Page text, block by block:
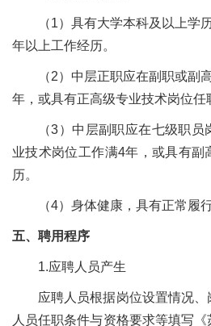
（1）具有大学本科及以上学
年以上工作经历。
（2）中层正职应在副职或副
年，或具有正高级专业技术岗位任
（3） 中层副职应在七级职员
业技术岗位工作满4年，或具有副
历。
（4）身体健康，具有正常履
五、聘用程序
1.应聘人员产生
应聘人员根据岗位设置情况
人员任职条件与资格要求等填写